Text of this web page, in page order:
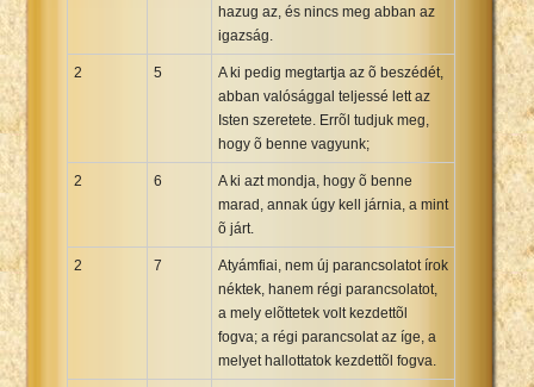
hazug az, és nincs meg abban az
igazság.
2 5
A ki pedig megtartja az õ beszédét,
abban valósággal teljessé lett az
Isten szeretete. Errõl tudjuk meg,
hogy õ benne vagyunk;
2 6
A ki azt mondja, hogy õ benne
marad, annak úgy kell járnia, a mint
õ járt.
2 7
Atyámfiai, nem új parancsolatot írok
néktek, hanem régi parancsolatot,
a mely elõttetek volt kezdettõl
fogva; a régi parancsolat az íge, a
melyet hallottatok kezdettõl fogva.